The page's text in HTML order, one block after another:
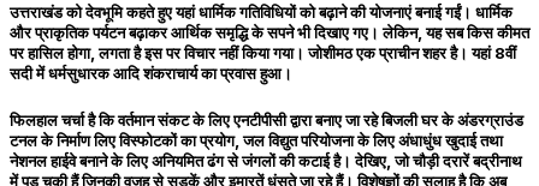
उत्तराखंड को देवभूमि कहते हुए यहां धार्मिक गतिविधियों को बढ़ाने की योजनाएं बनाई गईं। धार्मिक
और प्राकृतिक पर्यटन बढ़ाकर आर्थिक समृद्धि के सपने भी दिखाए गए। लेकिन, यह सब किस कीमत
पर हासिल होगा, लगता है इस पर विचार नहीं किया गया। जोशीमठ एक प्राचीन शहर है। यहां 8वीं
सदी में धर्मसुधारक आदि शंकराचार्य का प्रवास हुआ।
फिलहाल चर्चा है कि वर्तमान संकट के लिए एनटीपीसी द्वारा बनाए जा रहे बिजली घर के अंडरग्राउंड
टनल के निर्माण लिए विस्फोटकों का प्रयोग, जल विद्युत परियोजना के लिए अंधाधुंध खुदाई तथा
नेशनल हाईवे बनाने के लिए अनियमित ढंग से जंगलों की कटाई है। देखिए, जो चौड़ी दरारें बद्रीनाथ
में पड़ चुकी हैं जिनकी वजह से सड़कें और इमारतें धंसते जा रहे हैं। विशेषज्ञों की सलाह है कि अब